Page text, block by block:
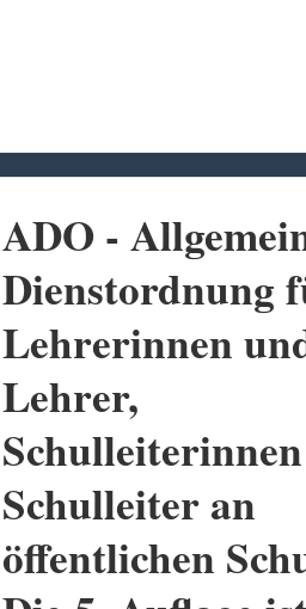
ADO -
Dienstordnung
Lehrerinnen
Lehrer,
Schulleiter an
öffentlichen